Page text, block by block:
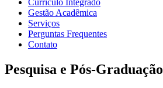
Gestão Acadêmica
Serviços
Perguntas Frequentes
Contato
Pesquisa e Pós-Graduação